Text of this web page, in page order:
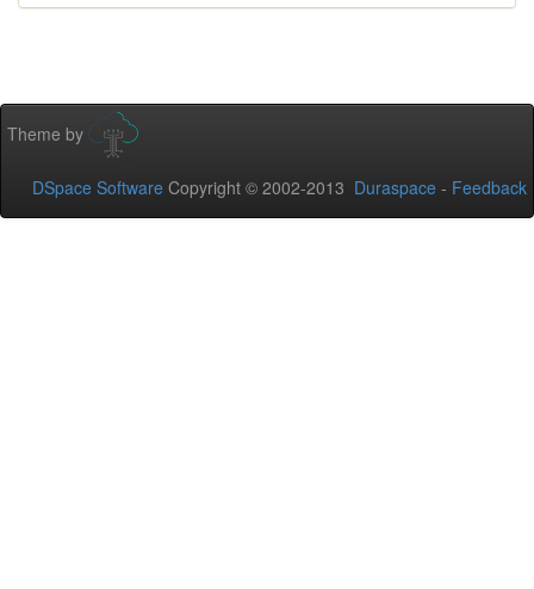
Theme by
DSpace Software Copyright © 2002-2013 Duraspace - Feedback